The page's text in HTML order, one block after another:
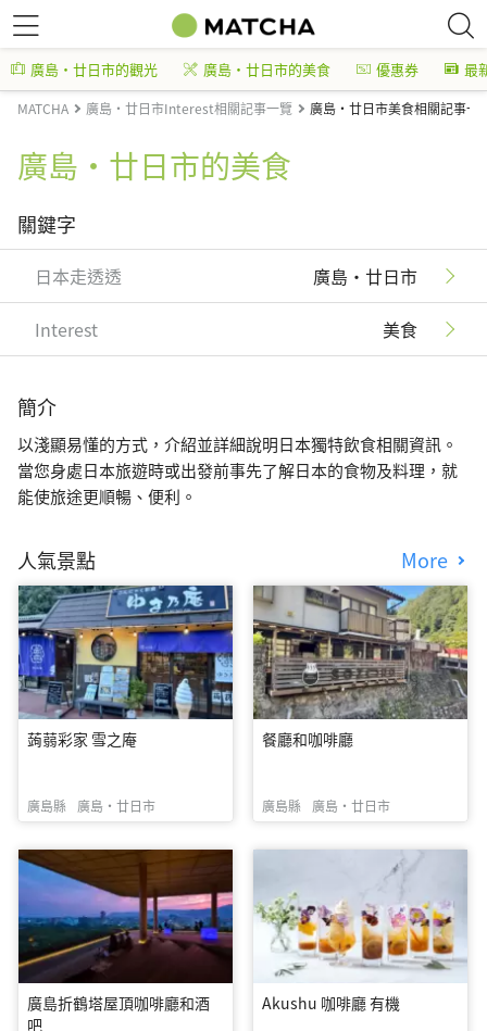
廣島・廿日市的觀光 廣島・廿日市的美食 優惠券 最
MATCHA 廣島・廿日市Interest相關記事一覽 廣島・廿日市美食相關記事一
廣島・廿日市的美食
關鍵字
日本走透透 廣島・廿日市
Interest 美食
簡介
以淺顯易懂的方式，介紹並詳細說明日本獨特飲食相關資訊。
當您身處日本旅遊時或出發前事先了解日本的食物及料理，就
能使旅途更順暢、便利。
人氣景點 More
蒟蒻彩家 雪之庵
廣島縣 廣島・廿日市
餐廳和咖啡廳
廣島縣 廣島・廿日市
廣島折鶴塔屋頂咖啡廳和酒
吧
Akushu 咖啡廳 有機